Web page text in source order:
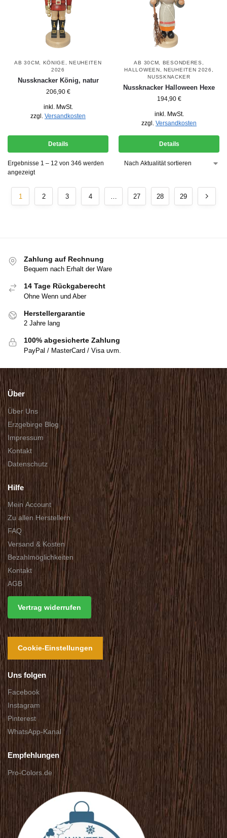
AB 30CM KÖNIGE ,NEUHEITEN
2026
Nussknacker König, natur
206,90 €
inkl. MwSt.
zzgl. Versandkosten
Details
AB 30CM BESONDERES
HALLOWEEN ,NEUHEITEN 2026
NUSSKNACKER
Nussknacker Halloween Hexe
194,90 €
inkl. MwSt.
zzgl. Versandkosten
Details
Ergebnisse 1 – 12 von 346 werden
angezeigt
1 2 3 4 … 27 28 29
Zahlung auf Rechnung
Bequem nach Erhalt der Ware
14 Tage Rückgaberecht
Ohne Wenn und Aber
Herstellergarantie
2 Jahre lang
100% abgesicherte Zahlung
PayPal / MasterCard / Visa uvm.
Über
Über Uns
Erzgebirge Blog
Impressum
Kontakt
Datenschutz
Hilfe
Mein Account
Zu allen Herstellern
FAQ
Versand & Kosten
Bezahlmöglichkeiten
Kontakt
AGB
Vertrag widerrufen
Cookie-Einstellungen
Uns folgen
Facebook
Instagram
Pinterest
WhatsApp-Kanal
Empfehlungen
Pro-Colors.de